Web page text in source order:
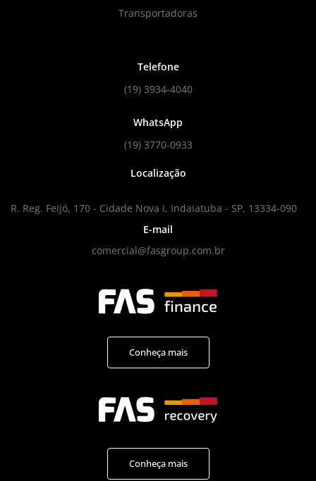
Transportadoras
Telefone
(19) 3934-4040
WhatsApp
(19) 3770-0933
Localização
R. Reg. Feijó, 170 - Cidade Nova I, Indaiatuba - SP, 13334-090
E-mail
comercial@fasgroup.com.br
Conheça mais
Conheça mais